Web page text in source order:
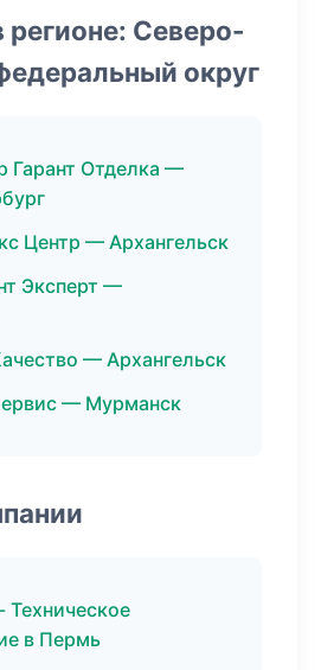
регионе: Северо-
округ
Гарант Отделка —
Центр — Архангельск
Эксперт —
— Архангельск
— Мурманск
Техническое
в Пермь